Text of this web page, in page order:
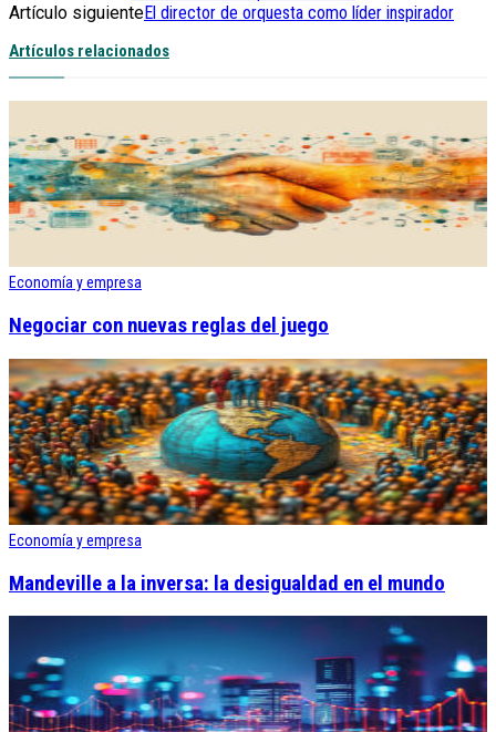
Artículo siguienteEl director de orquesta como líder inspirador
Artículos relacionados
Economía y empresa
Negociar con nuevas reglas del juego
Economía y empresa
Mandeville a la inversa: la desigualdad en el mundo